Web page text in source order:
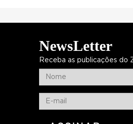
NewsLetter
Receba as publicações do